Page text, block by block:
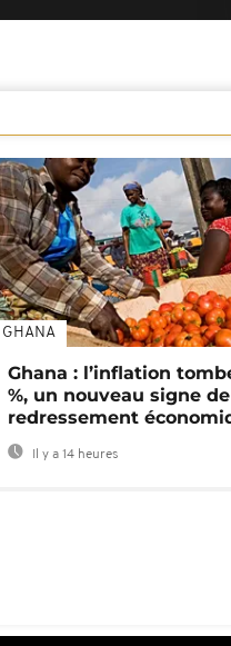
GHANA
Ghana : l’inflation
%, un nouveau signe de
redressement
Il y a 14 heures